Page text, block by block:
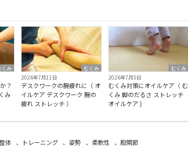
くみ
？
み
むくみ
2026年7月11日
デスクワークの腕疲れに（ オ
イルケア デスクワーク 腕の
疲れ ストレッチ ）
むくみ
2026年7月5日
むくみ対策にオイルケア（ む
くみ 脚のだるさ ストレッチ
オイルケア )
体 、 トレーニング 、 姿勢 、 柔軟性 、股関節